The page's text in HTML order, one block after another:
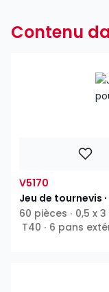
Contenu
V5170
Jeu de tournevis
60 pièces ∙ 0,5 x 3
T40 ∙ 6 pans